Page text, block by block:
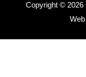
Copyright © 2026